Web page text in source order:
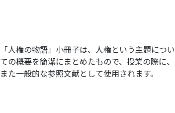
「人権の物語」小冊子は、人権という主題につい
ての概要を簡潔にまとめたもので、授業の際に、
また一般的な参照文献として使用されます。